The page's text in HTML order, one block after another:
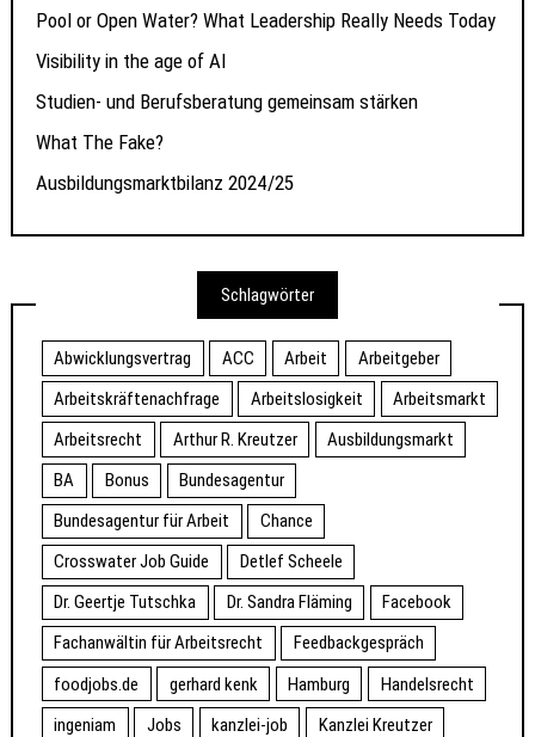
Pool or Open Water? What Leadership Really Needs Today
Visibility in the age of AI
Studien- und Berufsberatung gemeinsam stärken
What The Fake?
Ausbildungsmarktbilanz 2024/25
Schlagwörter
Abwicklungsvertrag ACC Arbeit
Arbeitgeber
Arbeitskräftenachfrage
Arbeitslosigkeit
Arbeitsmarkt
Arbeitsrecht
Arthur R. Kreutzer
Ausbildungsmarkt
BA
Bonus
Bundesagentur
Bundesagentur für Arbeit
Chance
Crosswater Job Guide
Detlef Scheele
Dr. Geertje Tutschka
Dr. Sandra Fläming
Facebook
Fachanwältin für Arbeitsrecht
Feedbackgespräch
foodjobs.de
gerhard kenk Hamburg
Handelsrecht
ingeniam
Jobs kanzlei-job
Kanzlei Kreutzer